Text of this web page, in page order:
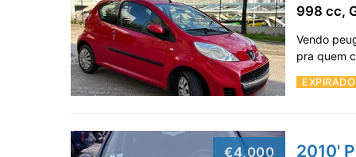
EXPIRADO
998 cc,
Vendo
pra quem
€4,000 2010'